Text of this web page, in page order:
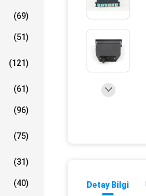
(69)
(51)
(121)
(61)
(96)
(75)
(31)
(40) Detay Bilgi